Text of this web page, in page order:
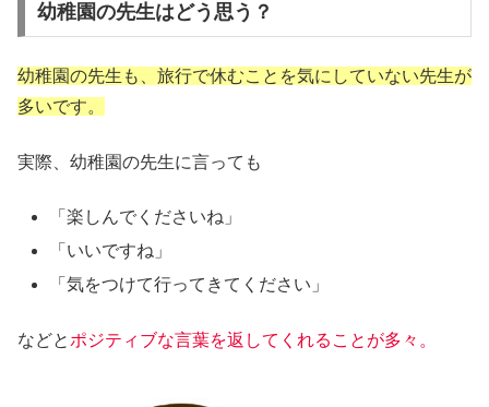
幼稚園の先生はどう思う？
幼稚園の先生も、旅行で休むことを気にしていない先生が
多いです。
実際、幼稚園の先生に言っても
「楽しんでくださいね」
「いいですね」
「気をつけて行ってきてください」
などと ポジティブな言葉を返してくれることが多々。